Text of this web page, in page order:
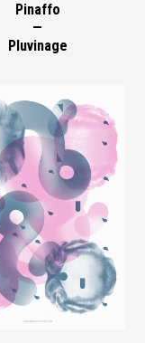
Pinaffo
—
Pluvinage